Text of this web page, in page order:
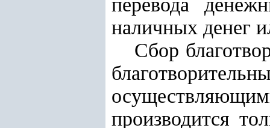
перевода
наличных денег
Сбор
производится